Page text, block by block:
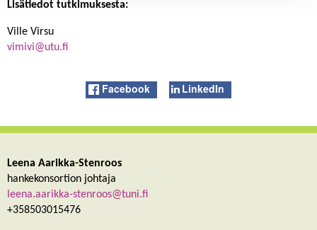
Lisätiedot tutkimuksesta:
Ville Virsu
vimivi@utu.fi
Facebook LinkedIn
Leena Aarikka-Stenroos
hankekonsortion johtaja
leena.aarikka-stenroos@tuni.fi
+358503015476